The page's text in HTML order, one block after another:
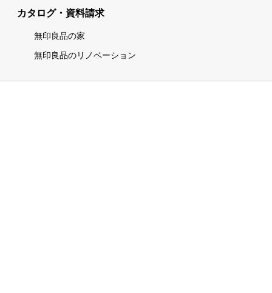
カタログ・資料請求
無印良品の家
無印良品のリノベーション